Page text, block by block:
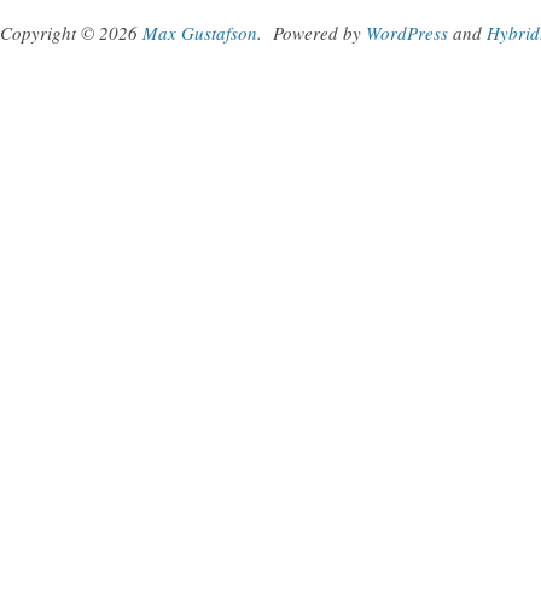
Copyright © 2026 Max Gustafson. Powered by WordPress and Hybrid